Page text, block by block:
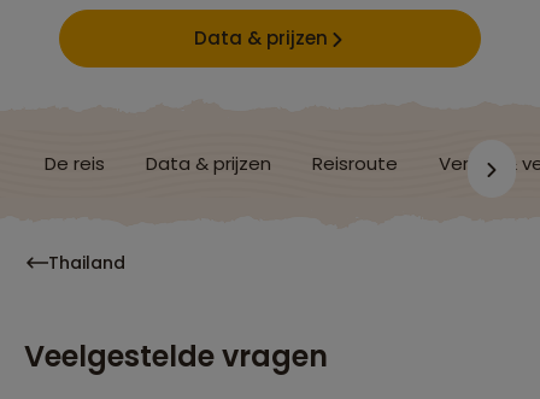
Data & prijzen
De reis Data & prijzen Reisroute Verblijf &
Thailand
Veelgestelde vragen